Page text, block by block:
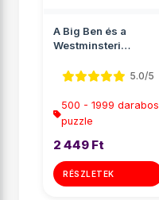
A Big Ben és a
Westminsteri
Panoráma puz...5.0/5
500 - 1999 darabos
puzzle
2 449 Ft
RÉSZLETEK